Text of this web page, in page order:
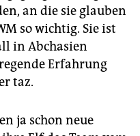
an die sie glauben
so wichtig. Sie ist
in Abchasien
Erfahrung
taz.
ja schon neue